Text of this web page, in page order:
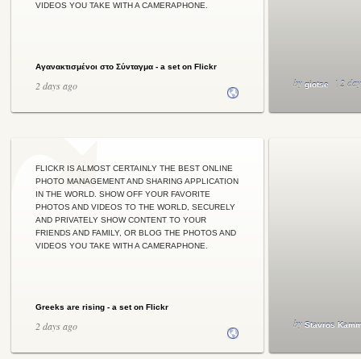
VIDEOS YOU TAKE WITH A CAMERAPHONE.
Αγανακτισμένοι στο Σύνταγμα - a set on Flickr
2 days ago by giotse | 2
FLICKR IS ALMOST CERTAINLY THE BEST ONLINE
PHOTO MANAGEMENT AND SHARING APPLICATION
IN THE WORLD. SHOW OFF YOUR FAVORITE
PHOTOS AND VIDEOS TO THE WORLD, SECURELY
AND PRIVATELY SHOW CONTENT TO YOUR
FRIENDS AND FAMILY, OR BLOG THE PHOTOS AND
VIDEOS YOU TAKE WITH A CAMERAPHONE.
Greeks are rising - a set on Flickr
2 days ago by Stavros